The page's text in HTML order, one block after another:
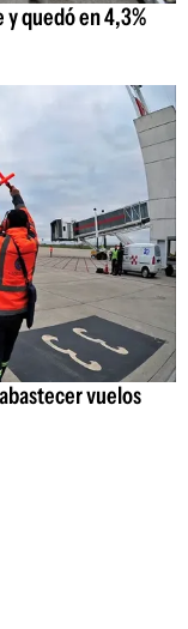
quedó en 4,3%
vuelos